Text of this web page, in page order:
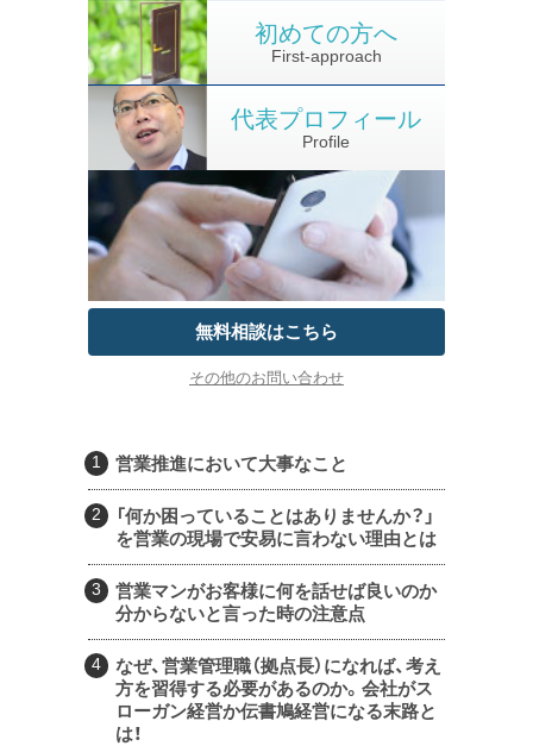
First-approach
初めての方へ
Profile
代表プロフィール
無料相談はこちら
その他のお問い合わせ
営業推進において大事なこと
「何か困っていることはありませんか？」
を営業の現場で安易に言わない理由とは
営業マンがお客様に何を話せば良いのか
分からないと言った時の注意点
なぜ、営業管理職（拠点長）になれば、考え
方を習得する必要があるのか。会社がス
ローガン経営か伝書鳩経営になる末路と
は！